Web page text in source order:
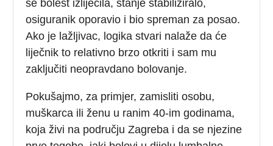
se bolest izliječila, stanje stabiliziralo,
osiguranik oporavio i bio spreman za posao.
Ako je lažljivac, logika stvari nalaže da će
liječnik to relativno brzo otkriti i sam mu
zaključiti neopravdano bolovanje.
Pokušajmo, za primjer, zamisliti osobu,
muškarca ili ženu u ranim 40-im godinama,
koja živi na području Zagreba i da se njezine